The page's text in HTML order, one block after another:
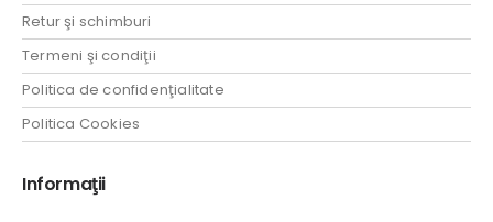
Retur şi schimburi
Termeni şi condiţii
Politica de confidenţialitate
Politica Cookies
Informaţii